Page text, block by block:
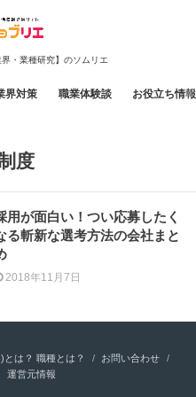
・業種研究】のソムリエ
界対策 職業体験談 お役立ち情報
度
用が面白い！つい応募したく
る斬新な選考方法の会社まと
2018年11月7日
とは？ 職種とは？
お問い合わせ
運営元情報